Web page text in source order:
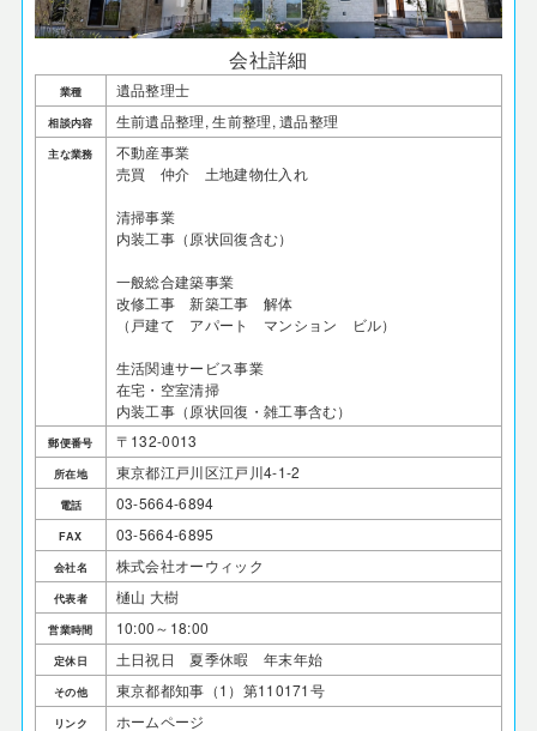
会社詳細
業種 遺品整理士
相談内容 生前遺品整理, 生前整理, 遺品整理
主な業務
不動産事業
​売買 仲介 土地建物仕入れ
清掃事業
内装工事（原状回復含む）​
一般総合建築事業
改修工事 新築工事 解体
（戸建て アパート マンション ビル）
生活関連サービス事業
在宅・空室清掃
内装工事（原状回復・雑工事含む）
郵便番号 〒132-0013
所在地 東京都江戸川区江戸川4-1-2
電話 03-5664-6894
FAX 03-5664-6895
会社名 ​株式会社オーウィック
代表者 樋山 大樹
営業時間 10:00～18:00
定休日 土日祝日 夏季休暇 年末年始
その他 東京都都知事（1）第110171号
リンク
ホームページ